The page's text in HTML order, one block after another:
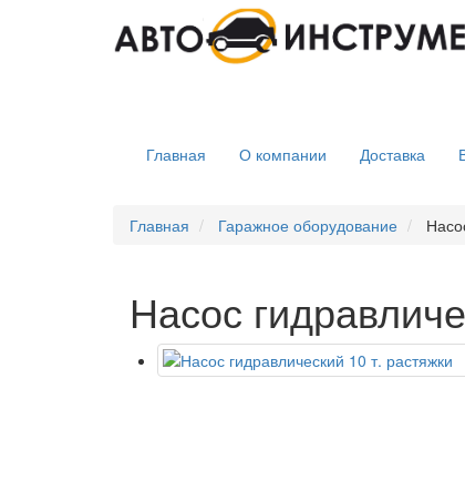
Главная
О компании Доставка
Главная Гаражное оборудование
Насос